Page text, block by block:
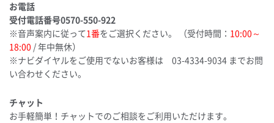
お電話
受付電話番号0570-550-922
※音声案内に従って1番をご選択ください。 （受付時間： 10:00～
18:00 / 年中無休）
※ナビダイヤルをご使用でないお客様は 03-4334-9034 までお問
い合わせください。
チャット
お手軽簡単！チャットでのご相談をご利用いただけます。